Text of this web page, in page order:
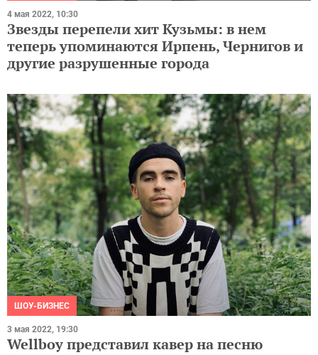
4 мая 2022, 10:30
Звезды перепели хит Кузьмы: в нем
теперь упоминаются Ирпень, Чернигов и
другие разрушенные города
ШОУ-БИЗНЕС
3 мая 2022, 19:30
Wellboy представил кавер на песню